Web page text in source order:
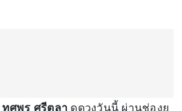
ศพร ศรีตุลา ดูดวงวันนี้ ผ่านช่องยู